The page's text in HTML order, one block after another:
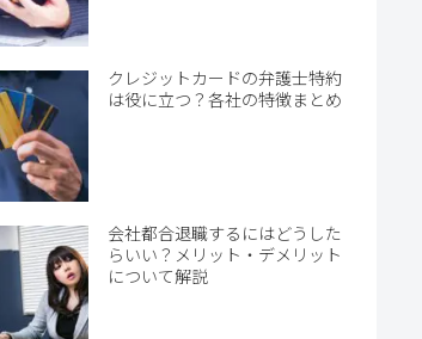
クレジットカードの弁護士特約
は役に立つ？各社の特徴まとめ
会社都合退職するにはどうした
らいい？メリット・デメリット
について解説